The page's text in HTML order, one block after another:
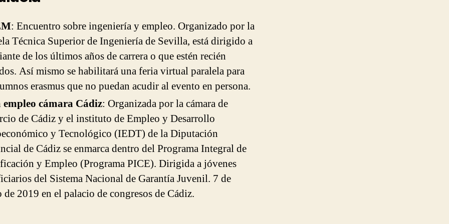
: Encuentro sobre ingeniería y empleo. Organizado por la
Técnica Superior de Ingeniería de Sevilla, está dirigido a
de los últimos años de carrera o que estén recién
Así mismo se habilitará una feria virtual paralela para
erasmus que no puedan acudir al evento en persona.
empleo cámara Cádiz: Organizada por la cámara de
de Cádiz y el instituto de Empleo y Desarrollo
y Tecnológico (IEDT) de la Diputación
de Cádiz se enmarca dentro del Programa Integral de
y Empleo (Programa PICE). Dirigida a jóvenes
del Sistema Nacional de Garantía Juvenil. 7 de
2019 en el palacio de congresos de Cádiz.